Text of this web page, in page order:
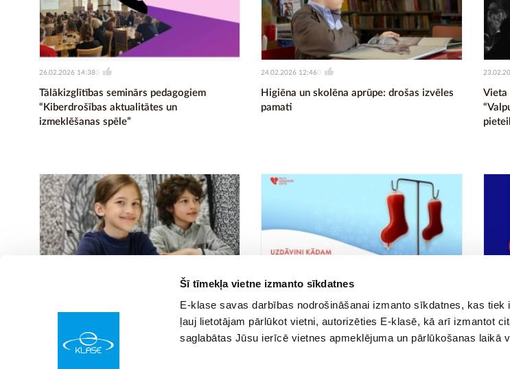
Šī tīmekļa vietne izmanto sīkdatnes
E-klase savas darbības nodrošināšanai izmanto sīkdatnes, kas
ļauj lietotājam pārlūkot vietni, autorizēties E-klasē, kā arī izmantot
saglabātas Jūsu ierīcē vietnes apmeklējuma un pārlūkošanas laikā
Tālākizglītības seminārs pedagogiem
“Kiberdrošības aktualitātes un
izmeklēšanas spēle”
26.02.2026 14:380
Higiēna un skolēna aprūpe: drošas izvēles
pamati
24.02.2026 12:460
Vieta
Franču valoda ar Francijas institūtu
asinis, lai palīdzētu pacientiem arī svētku
laikā